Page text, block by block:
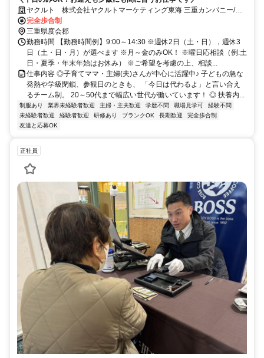
ヤクルト 株式会社ヤクルトマーケティング東海 三重カンパニー/南
伊勢町南の島センター
完全歩合制
三重県度会郡
勤務時間 【勤務時間例】9:00～14:30 ※週休2日（土・日），週休3
日（土・日・月）が選べます ※月～金のみOK！ ※曜日応相談（例:土
日・夏季・年末年始はお休み） ※ご希望を考慮の上、相談...
仕事内容 ◎子育てママ・主婦(夫)さんが中心に活躍中♪ 子どもの急な
発熱や学級閉鎖、参観日のときも、 「今日は代わるよ」と言い合え
るチーム制。 20～50代まで幅広い世代が働いています！ ◎ 扶養内...
制服あり 業界未経験者歓迎 主婦・主夫歓迎 学歴不問 職場見学可
経験不問
未経験者歓迎
経験者歓迎 研修あり ブランクOK 長期歓迎
完全歩合制
友達と応募OK
正社員